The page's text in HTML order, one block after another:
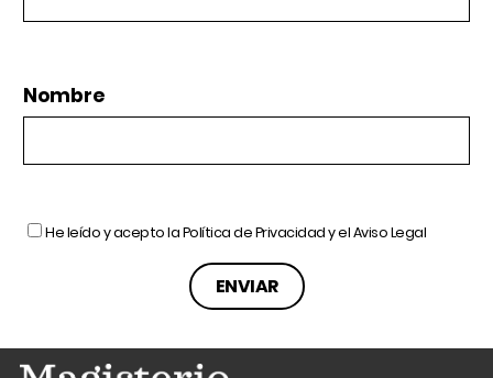
Nombre
He leído y acepto laPolítica de Privacidady elAviso Legal